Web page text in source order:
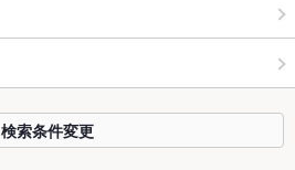
検索条件変更